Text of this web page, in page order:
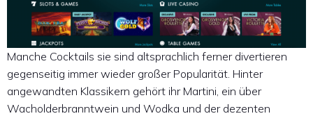
Manche Cocktails sie sind altsprachlich ferner divertieren
gegenseitig immer wieder großer Popularität. Hinter
angewandten Klassikern gehört ihr Martini, ein über
Wacholderbranntwein und Wodka und der dezenten